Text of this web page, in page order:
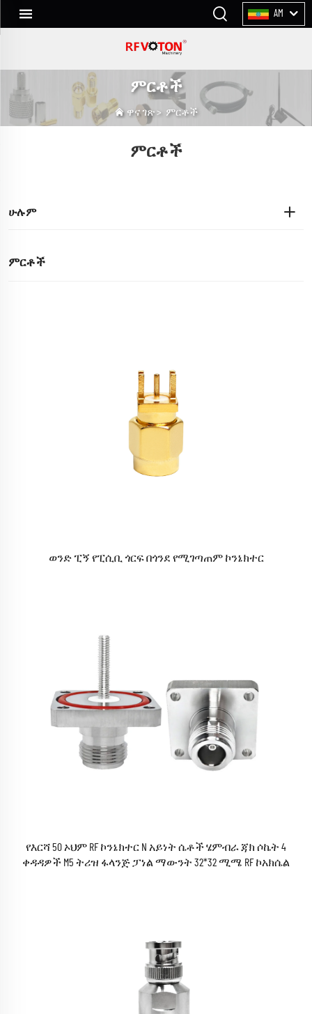
AM
ምርቶች
ዋና ገጽ > ምርቶች
ምርቶች
ሁሉም
ምርቶች
ወንድ ፒኝ የፒሲቢ ጎርፍ በጎንደ የሚገጣጠም ኮንኔክተር
የእርሻ 50 ኦህም RF ኮንኔክተር N አይነት ሴቶች ሄምብራ ጃክ ሶኬት 4
ቀዳዳዎች M5 ትሪዝ ፋላንጅ ፓነል ማውንት 32*32 ሚሜ RF ኮአክሴል